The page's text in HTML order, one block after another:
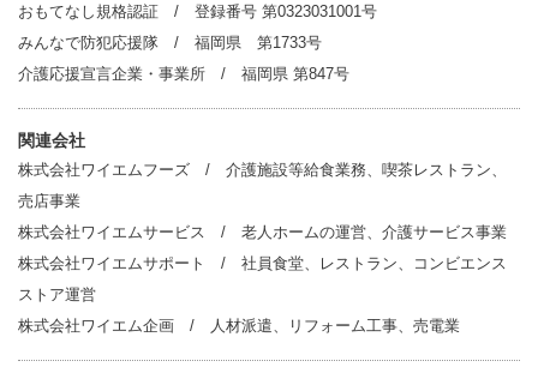
おもてなし規格認証 / 登録番号 第0323031001号
みんなで防犯応援隊 / 福岡県 第1733号
介護応援宣言企業・事業所 / 福岡県 第847号
関連会社
株式会社ワイエムフーズ / 介護施設等給食業務、喫茶レストラン、
売店事業
株式会社ワイエムサービス / 老人ホームの運営、介護サービス事業
株式会社ワイエムサポート / 社員食堂、レストラン、コンビエンス
ストア運営
株式会社ワイエム企画 / 人材派遣、リフォーム工事、売電業